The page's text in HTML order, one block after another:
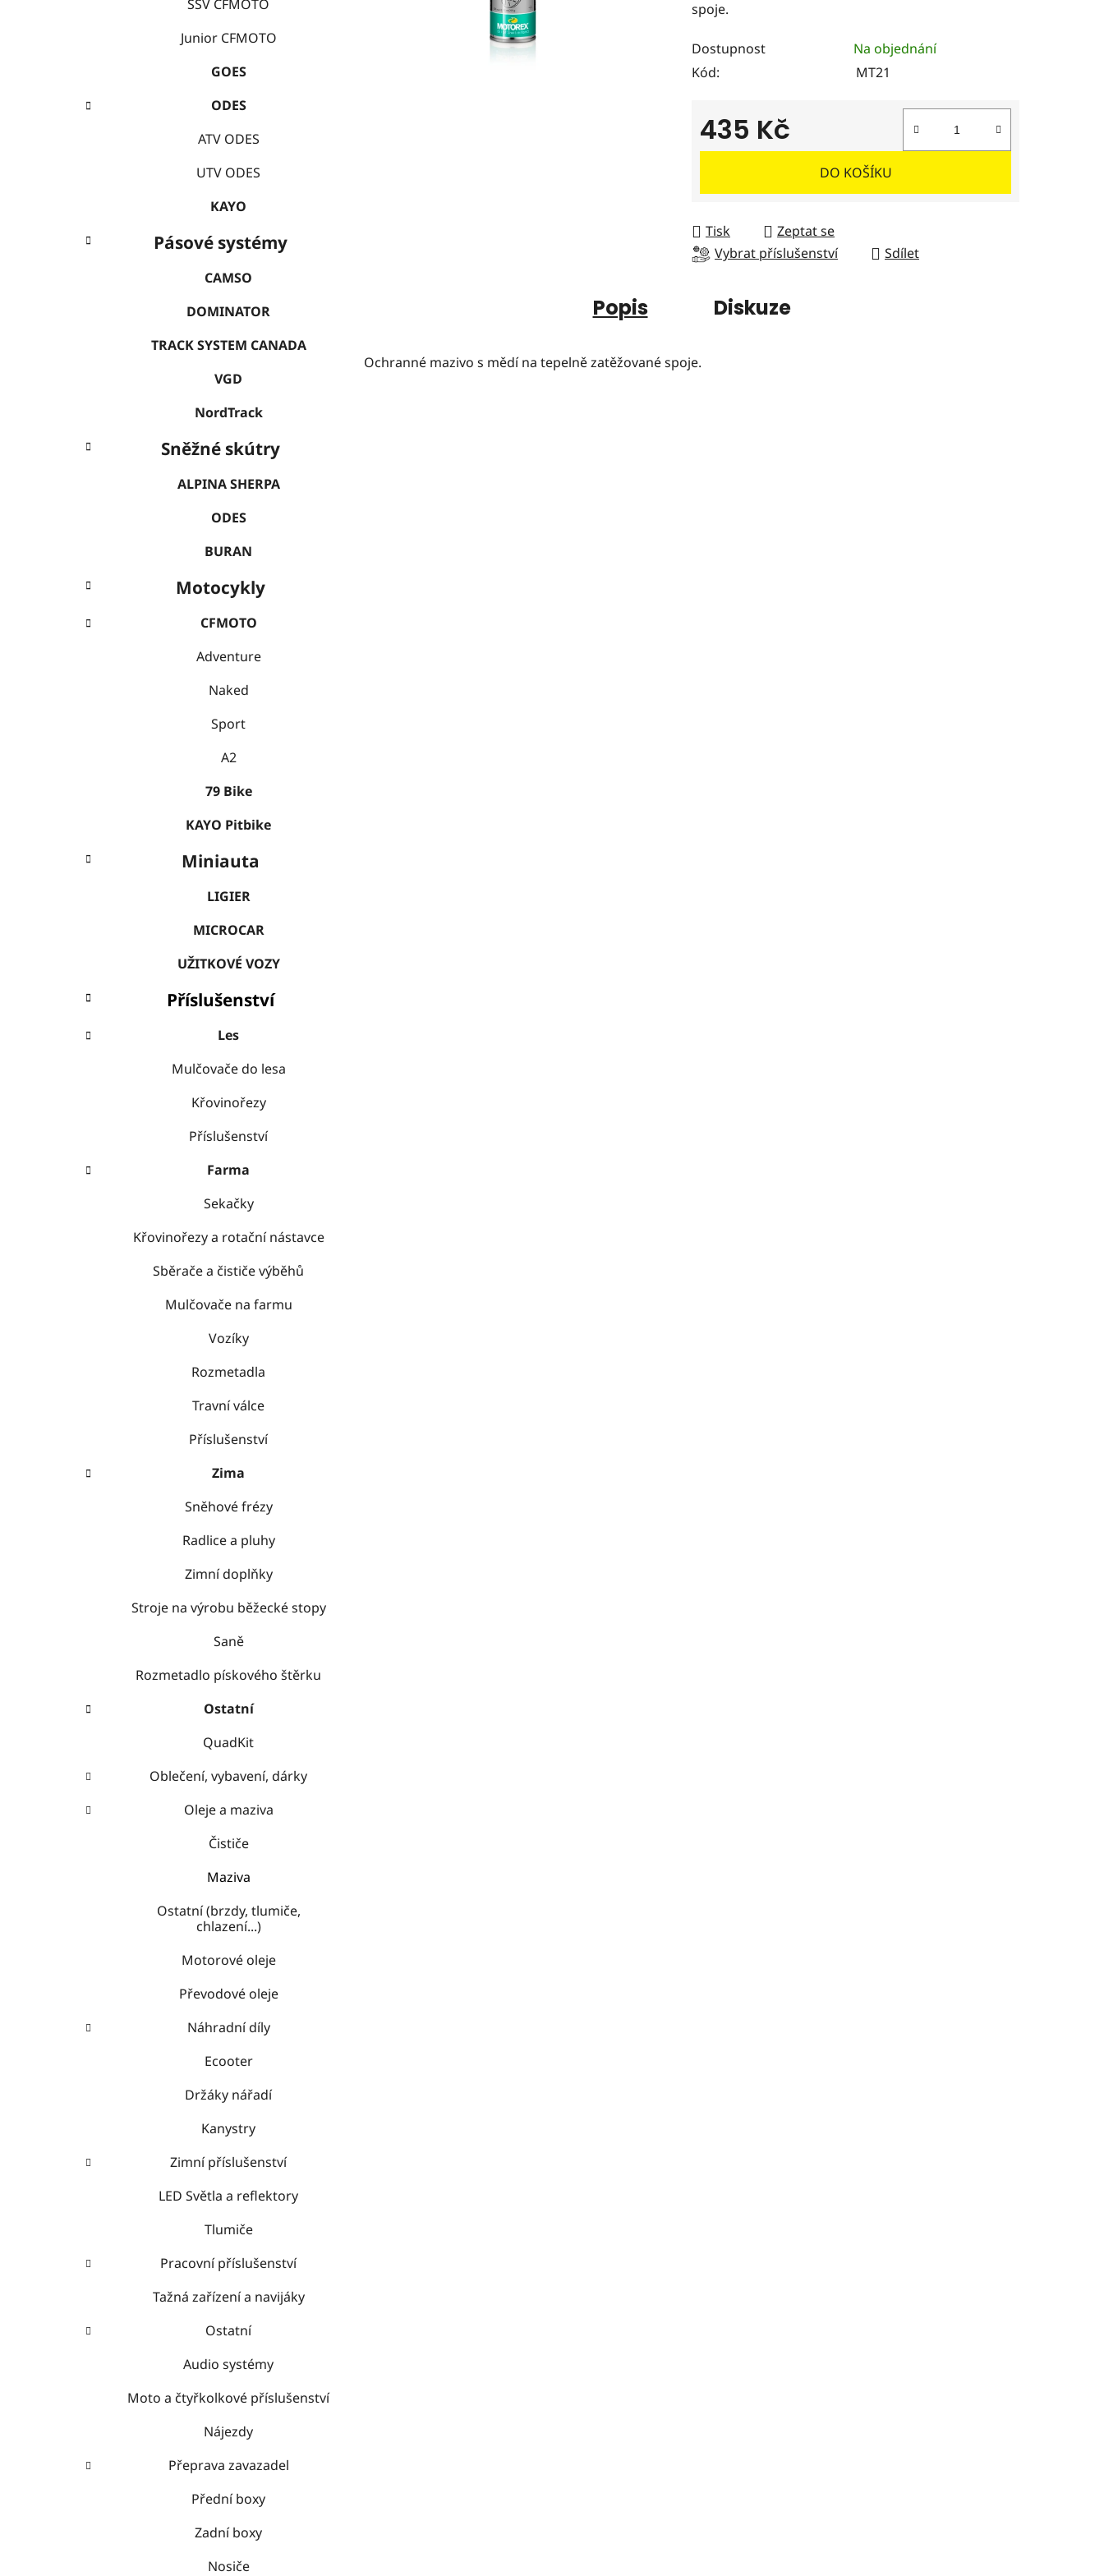
SSV CFMOTO
Junior CFMOTO
GOES
ODES
ATV ODES
UTV ODES
KAYO
Pásové systémy
CAMSO
DOMINATOR
TRACK SYSTEM CANADA
VGD
NordTrack
Sněžné skútry
ALPINA SHERPA
ODES
BURAN
Motocykly
CFMOTO
Adventure
Naked
Sport
A2
79 Bike
KAYO Pitbike
Miniauta
LIGIER
MICROCAR
UŽITKOVÉ VOZY
Příslušenství
Les
Mulčovače do lesa
Křovinořezy
Příslušenství
Farma
Sekačky
Křovinořezy a rotační nástavce
Sběrače a čističe výběhů
Mulčovače na farmu
Vozíky
Rozmetadla
Travní válce
Příslušenství
Zima
Sněhové frézy
Radlice a pluhy
Zimní doplňky
Stroje na výrobu běžecké stopy
Saně
Rozmetadlo pískového štěrku
Ostatní
QuadKit
Oblečení, vybavení, dárky
Oleje a maziva
Čističe
Maziva
Ostatní (brzdy, tlumiče,
chlazení...)
Motorové oleje
Převodové oleje
Náhradní díly
Ecooter
Držáky nářadí
Kanystry
Zimní příslušenství
LED Světla a reflektory
Tlumiče
Pracovní příslušenství
Tažná zařízení a navijáky
Ostatní
Audio systémy
Moto a čtyřkolkové příslušenství
Nájezdy
Přeprava zavazadel
Přední boxy
Zadní boxy
Nosiče
0,0
5
hvězdiček.
spoje.
Dostupnost
Na objednání
Kód:
MT21
435 Kč
Měrná cena:
DO KOŠÍKU
Tisk
Zeptat se
Vybrat příslušenství
Sdílet
Popis Diskuze
Ochranné mazivo s mědí na tepelně zatěžované spoje.